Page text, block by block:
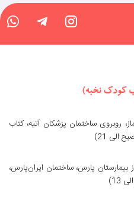
روبروی ساختمان پزشکان آتیه، کتاب
بیمارستان پارس، ساختمان ایران‌پارس،